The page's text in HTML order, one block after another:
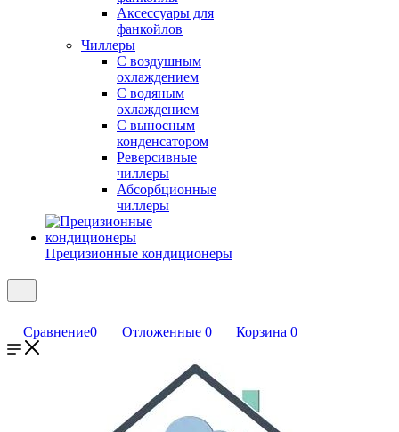
Аксессуары для
фанкойлов
Чиллеры
С воздушным
охлаждением
С водяным
охлаждением
С выносным
конденсатором
Реверсивные
чиллеры
Абсорбционные
чиллеры
Прецизионные кондиционеры
Сравнение0 Отложенные 0 Корзина 0